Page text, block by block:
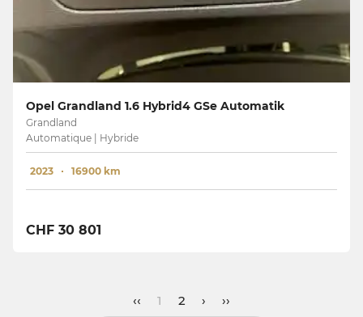
Opel Grandland 1.6 Hybrid4 GSe Automatik
Grandland
Automatique | Hybride
2023 16900 km
CHF 30 801
‹‹ 1 2 › ››